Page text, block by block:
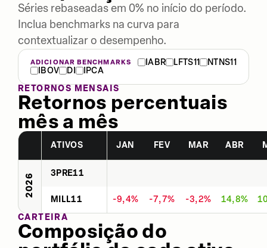
Séries rebaseadas em 0% no início do período.
Inclua benchmarks na curva para
contextualizar o desempenho.
ADICIONAR BENCHMARKS IABR LFTS11
NTNS11
IBOV
DI
IPCA
RETORNOS MENSAIS
Retornos percentuais
mês a mês
ATIVOS JAN FEV MAR ABR
2026 3PRE11
MILL11 -9,4% -7,7% -3,2% 14,8%
CARTEIRA
Composição do